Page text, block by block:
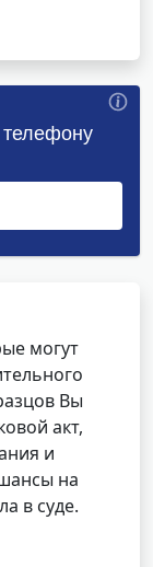
могут
Вы
акт,
и
на
в суде.